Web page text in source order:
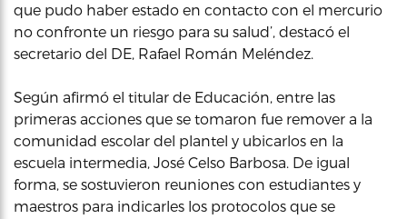
que pudo haber estado en contacto con el mercurio
no confronte un riesgo para su salud’, destacó el
secretario del DE, Rafael Román Meléndez.
Según afirmó el titular de Educación, entre las
primeras acciones que se tomaron fue remover a la
comunidad escolar del plantel y ubicarlos en la
escuela intermedia, José Celso Barbosa. De igual
forma, se sostuvieron reuniones con estudiantes y
maestros para indicarles los protocolos que se